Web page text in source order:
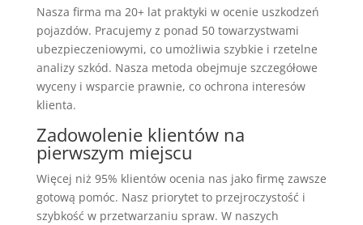
Nasza firma ma 20+ lat praktyki w ocenie uszkodzeń
pojazdów. Pracujemy z ponad 50 towarzystwami
ubezpieczeniowymi, co umożliwia szybkie i rzetelne
analizy szkód. Nasza metoda obejmuje szczegółowe
wyceny i wsparcie prawnie, co ochrona interesów
klienta.
Zadowolenie klientów na
pierwszym miejscu
Więcej niż 95% klientów ocenia nas jako firmę zawsze
gotową pomóc. Nasz priorytet to przejroczystość i
szybkość w przetwarzaniu spraw. W naszych